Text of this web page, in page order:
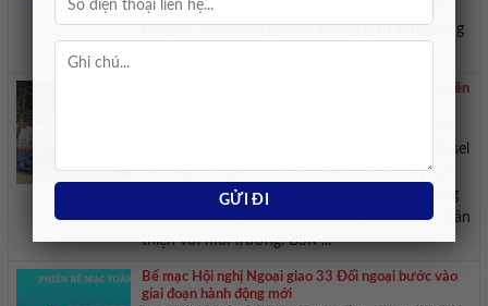
sự chủ động Cuộc sống của mỗi gia đình luôn
thay đổi theo thời gian và không gian sống cũng
BSR xuất bán lô nhiên liệu diesel sinh học B5 đầu tiên
(BSR) đã chính thức xuất bán lô nhiên liệu Diesel
sinh học B5 (DO B5) đầu tiên từ Nhà máy Lọc
dầu Dung Quất, đánh dấu bước tiến mới trong
lộ trình thương mại hóa các dòng nhiên liệu thân
thiện với môi trường. BSR ...
Bế mạc Hội nghị Ngoại giao 33 Đối ngoại bước vào
giai đoạn hành động mới